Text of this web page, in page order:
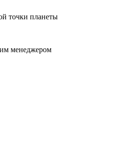
точки планеты
менеджером